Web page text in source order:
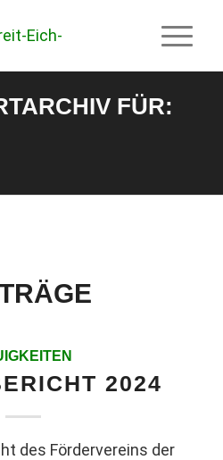
FÜR:
2024
des Fördervereins der